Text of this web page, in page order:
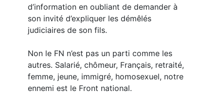
d’information en oubliant de demander à
son invité d’expliquer les démêlés
judiciaires de son fils.
Non le FN n’est pas un parti comme les
autres. Salarié, chômeur, Français, retraité,
femme, jeune, immigré, homosexuel, notre
ennemi est le Front national.